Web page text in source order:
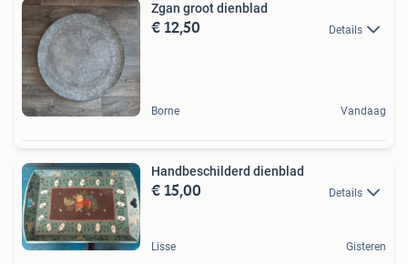
Zgan groot dienblad
€ 12,50 Details
Borne Vandaag
Handbeschilderd dienblad
€ 15,00 Details
Lisse Gisteren